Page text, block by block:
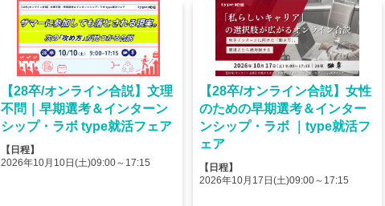
【28卒/オンライン合説】文理
不問｜早期選考＆インターン
シップ・ラボ type就活フェア
【日程】
2026年10月10日(土)09:00～17:15
【28卒/オンライン合説】女性
のための早期選考＆インター
ンシップ・ラボ ｜type就活フ
ェア
【日程】
2026年10月17日(土)09:00～17:15